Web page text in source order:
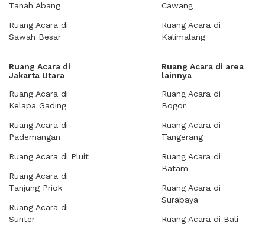
Tanah Abang
Ruang Acara di
Sawah Besar
Cawang
Ruang Acara di
Kalimalang
Ruang Acara di
Jakarta Utara
Ruang Acara di
Kelapa Gading
Ruang Acara di
Pademangan
Ruang Acara di Pluit
Ruang Acara di
Tanjung Priok
Ruang Acara di
Sunter
Ruang Acara di area
lainnya
Ruang Acara di
Bogor
Ruang Acara di
Tangerang
Ruang Acara di
Batam
Ruang Acara di
Surabaya
Ruang Acara di Bali